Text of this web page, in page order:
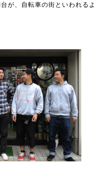
が、自転車の街といわれるよ